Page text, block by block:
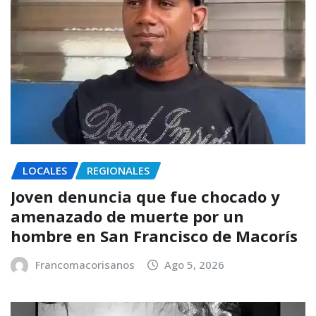
LOCALES REGIONALES
Joven denuncia que fue chocado y
amenazado de muerte por un
hombre en San Francisco de Macorís
Francomacorisanos Ago 5, 2026